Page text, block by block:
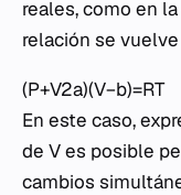
reales, como en
relación se
(P+V2a​)(V−b)=RT
En este caso,
de V es posible
cambios